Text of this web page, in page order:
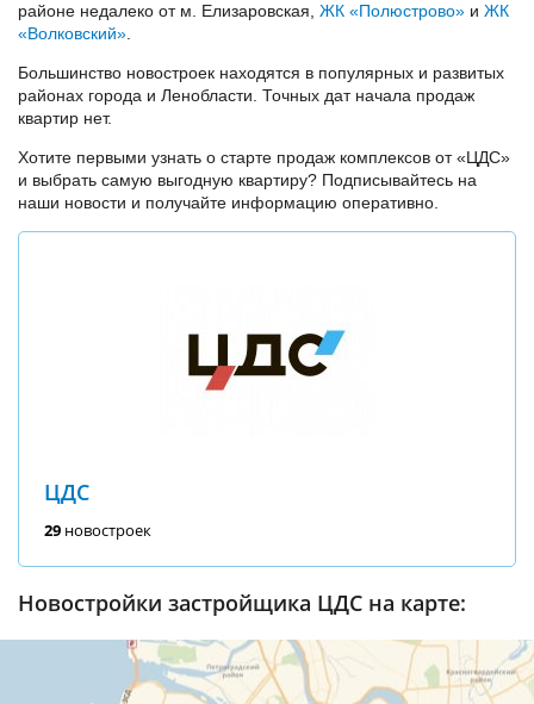
районе недалеко от м. Елизаровская, ЖК «Полюстрово» и ЖК
«Волковский»
Большинство новостроек находятся в популярных и развитых
районах города и Ленобласти. Точных дат начала продаж
квартир нет.
Хотите первыми узнать о старте продаж комплексов от «ЦДС»
и выбрать самую выгодную квартиру? Подписывайтесь на
наши новости и получайте информацию оперативно.
ЦДС
29 новостроек
Новостройки застройщика ЦДС на карте: